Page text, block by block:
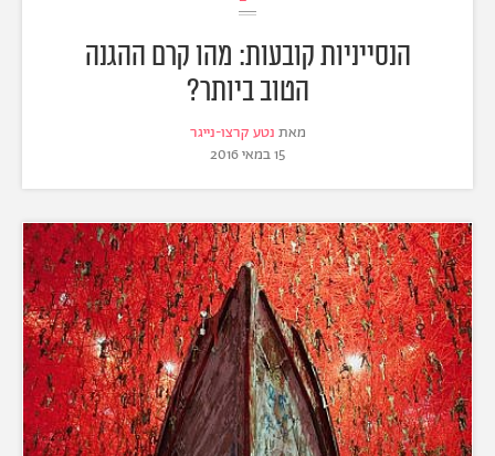
הנסייניות קובעות: מהו קרם ההגנה
הטוב ביותר?
מאת נטע קרצו-נייגר
15 במאי 2016